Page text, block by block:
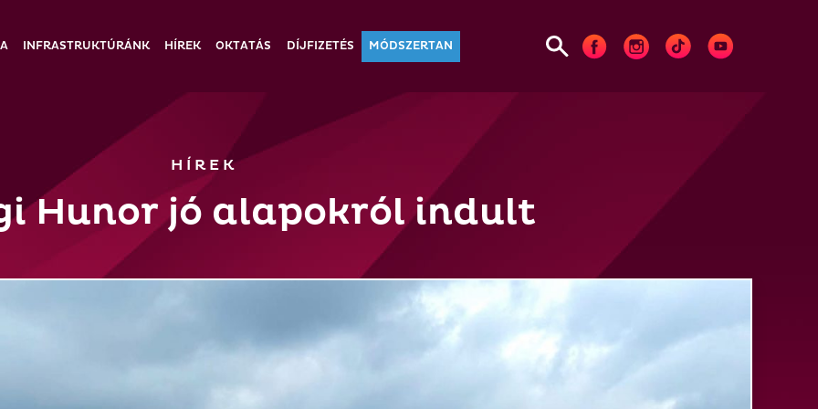
INFRASTRUKTÚRÁNK HÍREK OKTATÁS DÍJFIZETÉS MÓDSZERTAN
HÍREK
Hunor jó alapokról indult